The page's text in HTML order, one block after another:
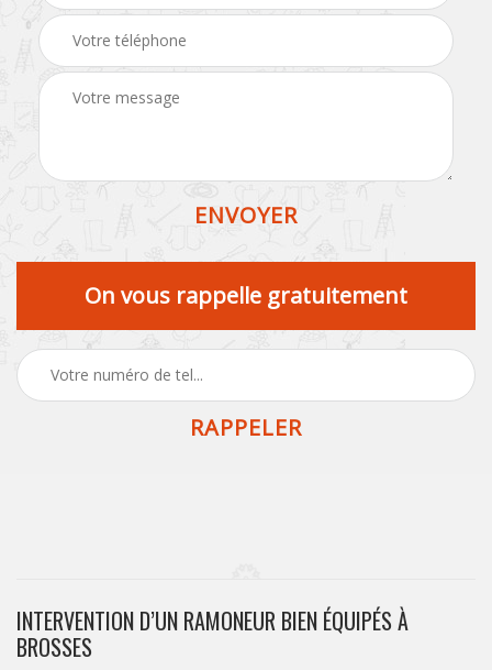
On vous rappelle gratuitement
INTERVENTION D’UN RAMONEUR BIEN ÉQUIPÉS À
BROSSES